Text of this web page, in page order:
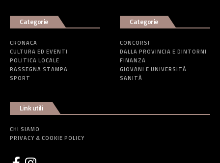
Categorie
CRONACA
CULTURA ED EVENTI
POLITICA LOCALE
RASSEGNA STAMPA
SPORT
Categorie
CONCORSI
DALLA PROVINCIA E DINTORNI
FINANZA
GIOVANI E UNIVERSITÀ
SANITÀ
Link utili
CHI SIAMO
PRIVACY & COOKIE POLICY